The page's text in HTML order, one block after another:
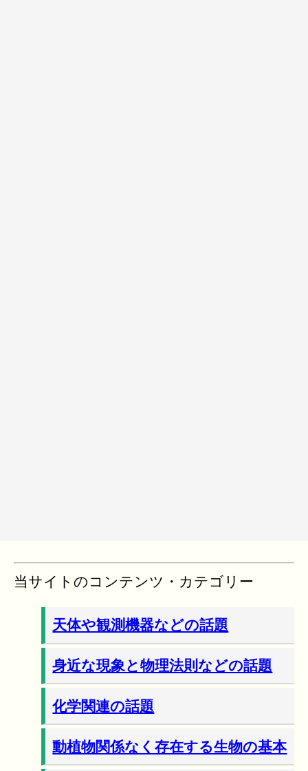
当サイトのコンテンツ・カテゴリー
天体や観測機器などの話題
身近な現象と物理法則などの話題
化学関連の話題
動植物関係なく存在する生物の基本